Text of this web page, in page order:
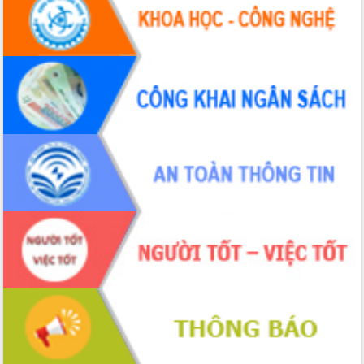
Hội thảo khoa học “Giải pháp thúc đẩy
phát triển nền kinh tế xanh tại tỉnh
Đắk Lắk”
Tăng cường giám sát, đôn đốc thực
hiện nhiệm vụ quản lý tài sản công
hàng tuần
Tháo gỡ những vướng mắc, đẩy mạnh
công tác cải cách thủ tục hành chính
tại Trung tâm Phục vụ hành chính
công tỉnh
Đắk Lắk: Tôn vinh 46 giải pháp tại Hội
thi Sáng tạo Kỹ thuật 2024 - 2025
Đắk Lắk rà soát, điều chỉnh Đề án 190
về phát triển nuôi trồng thủy sản
Phó Chủ tịch UBND tỉnh Đắk Lắk
Trương Công Thái kiểm tra thực địa
Dự án cao tốc Khánh Hòa - Buôn Ma
Thuột
Định vị cà phê Việt Nam như một “di
sản sống” trong dòng chảy toàn cầu